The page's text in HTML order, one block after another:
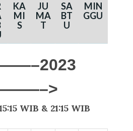
KA
MI
S
JU
MA
T
SA
BT
U
MIN
GGU
WIB & 21:15 WIB